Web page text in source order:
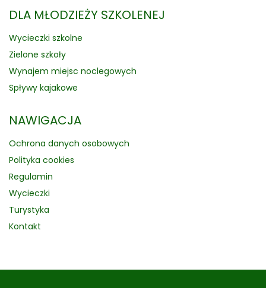
DLA MŁODZIEŻY SZKOLENEJ
Wycieczki szkolne
Zielone szkoły
Wynajem miejsc noclegowych
Spływy kajakowe
NAWIGACJA
Ochrona danych osobowych
Polityka cookies
Regulamin
Wycieczki
Turystyka
Kontakt